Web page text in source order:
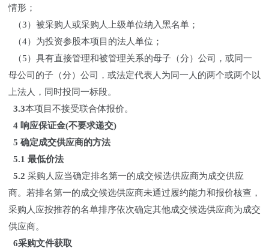
情形；
（3）被采购人或采购人上级单位纳入黑名单；
（4）为投资参股本项目的法人单位；
（5）具有直接管理和被管理关系的母子（分）公司，或同一
母公司的子（分）公司，或法定代表人为同一人的两个或两个以
上法人，同时投同一标段。
3.3本项目不接受联合体报价。
4 响应保证金(不要求递交)
5 确定成交供应商的方法
5.1 最低价法
5.2 采购人应当确定排名第一的成交候选供应商为成交供应
商。若排名第一的成交候选供应商未通过履约能力和报价核查，
采购人应按推荐的名单排序依次确定其他成交候选供应商为成交
供应商。
6采购文件获取